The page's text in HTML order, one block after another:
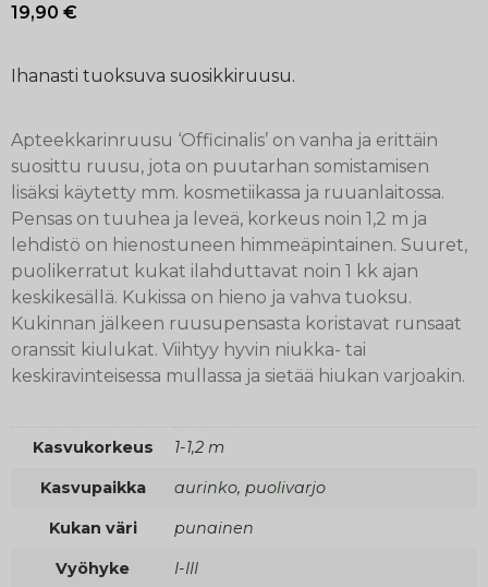
19,90 €
Ihanasti tuoksuva suosikkiruusu.
Apteekkarinruusu ‘Officinalis’ on vanha ja erittäin
suosittu ruusu, jota on puutarhan somistamisen
lisäksi käytetty mm. kosmetiikassa ja ruuanlaitossa.
Pensas on tuuhea ja leveä, korkeus noin 1,2 m ja
lehdistö on hienostuneen himmeäpintainen. Suuret,
puolikerratut kukat ilahduttavat noin 1 kk ajan
keskikesällä. Kukissa on hieno ja vahva tuoksu.
Kukinnan jälkeen ruusupensasta koristavat runsaat
oranssit kiulukat. Viihtyy hyvin niukka- tai
keskiravinteisessa mullassa ja sietää hiukan varjoakin.
Kasvukorkeus 1-1,2 m
Kasvupaikka aurinko, puolivarjo
Kukan väri punainen
Vyöhyke I-III